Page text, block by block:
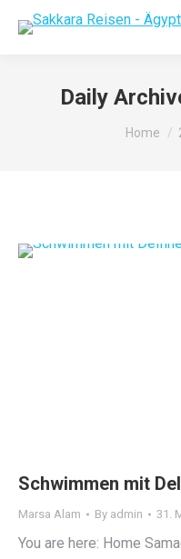
Daily
You are
Home
Schwimmen mit
Marsa Alam By admin 31.
You are here: Home